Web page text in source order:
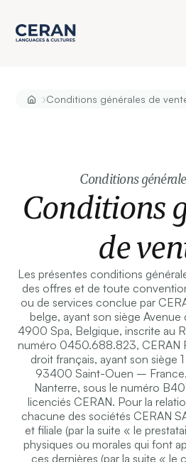
›Conditions générales de
Conditions
Conditions
de
Les présentes conditions
des offres et de toute
ou de services conclue par
belge, ayant son siège Avenue
4900 Spa, Belgique, inscrite au
numéro 0450.688.823, CERAN
droit français, ayant son siège
93400 Saint-Ouen –
Nanterre, sous le numéro
licenciés CERAN. Pour la
chacune des sociétés CERAN
et filiale (par la suite « le
physiques ou morales qui font
ces dernières (par la suite « le